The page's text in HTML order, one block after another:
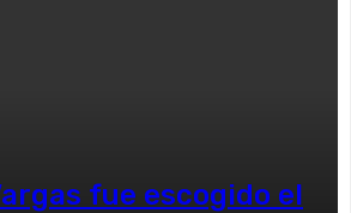
fue escogido el